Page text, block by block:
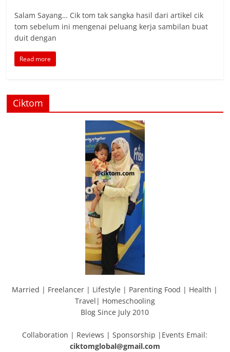
Salam Sayang… Cik tom tak sangka hasil dari artikel cik
tom sebelum ini mengenai peluang kerja sambilan buat
duit dengan
Read more
Ciktom
Married | Freelancer | Lifestyle | Parenting Food | Health |
Travel| Homeschooling
Blog Since July 2010
Collaboration | Reviews | Sponsorship |Events Email:
ciktomglobal@gmail.com